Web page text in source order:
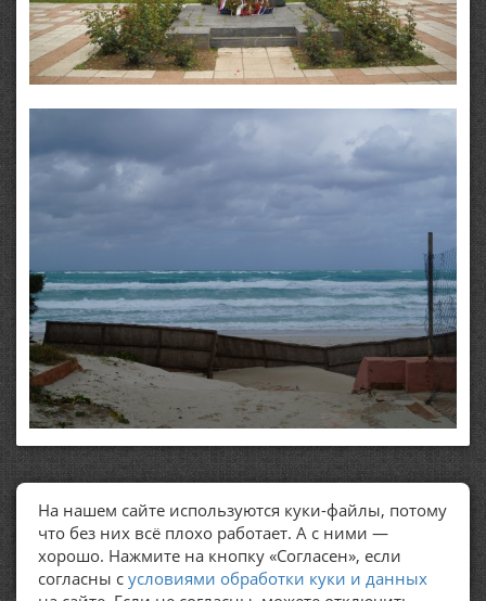
ПОЛЕЗНЫЕ ССЫЛКИ
Политика обработки персональных данных
На нашем сайте используются куки-файлы, потому
что без них всё плохо работает. А с ними —
хорошо. Нажмите на кнопку «Согласен», если
согласны с условиями обработки куки и данных